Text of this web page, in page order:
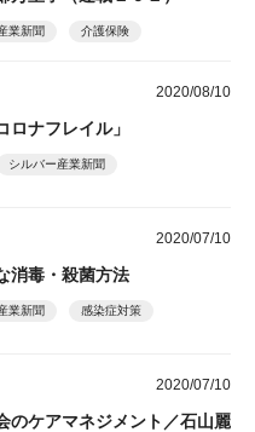
業新聞 介護保険
2020/08/10
ロナフレイル」
シルバー産業新聞
2020/07/10
消毒・殺菌方法
業新聞 感染症対策
2020/07/10
のケアマネジメント／石山麗